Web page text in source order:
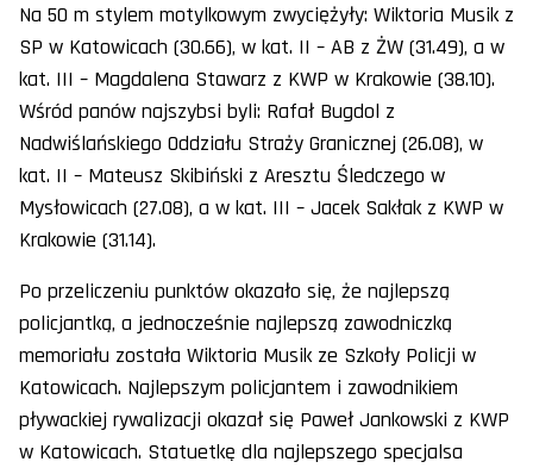
Na 50 m stylem motylkowym zwyciężyły: Wiktoria Musik z
SP w Katowicach (30.66), w kat. II – AB z ŻW (31.49), a w
kat. III – Magdalena Stawarz z KWP w Krakowie (38.10).
Wśród panów najszybsi byli: Rafał Bugdol z
Nadwiślańskiego Oddziału Straży Granicznej (26.08), w
kat. II – Mateusz Skibiński z Aresztu Śledczego w
Mysłowicach (27.08), a w kat. III – Jacek Sakłak z KWP w
Krakowie (31.14).
Po przeliczeniu punktów okazało się, że najlepszą
policjantką, a jednocześnie najlepszą zawodniczką
memoriału została Wiktoria Musik ze Szkoły Policji w
Katowicach. Najlepszym policjantem i zawodnikiem
pływackiej rywalizacji okazał się Paweł Jankowski z KWP
w Katowicach. Statuetkę dla najlepszego specjalsa